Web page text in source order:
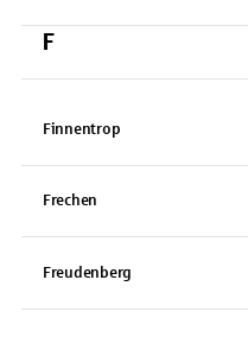
F
Finnentrop
Frechen
Freudenberg